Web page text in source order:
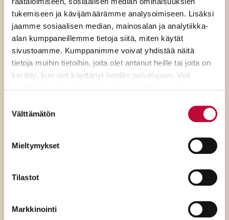
tukemiseen ja kävijämäärämme analysoimiseen. Lisäksi
jaamme sosiaalisen median, mainosalan ja analytiikka-
alan kumppaneillemme tietoja siitä, miten käytät
sivustoamme. Kumppanimme voivat yhdistää näitä
tietoja muihin tietoihin, joita olet antanut heille tai joita on
kerätty, kun olet käyttänyt heidän palvelujaan. Voit
valinta
Välttämätön
Mieltymykset
Tilastot
Markkinointi
SDP:n Tuppurainen: